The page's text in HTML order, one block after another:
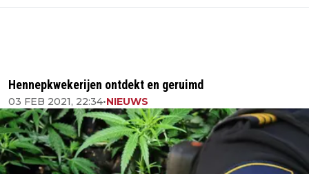
Hennepkwekerijen ontdekt en geruimd
03 FEB 2021, 22:34•NIEUWS